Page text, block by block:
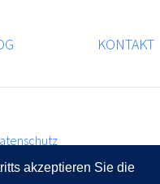
akzeptieren Sie die
KONTAKT